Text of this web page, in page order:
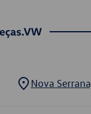
Nova Serrana